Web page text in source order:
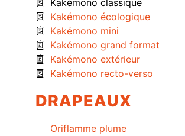
Kakémono classique
Kakémono écologique
Kakémono mini
Kakémono grand format
Kakémono extérieur
Kakémono recto-verso
DRAPEAUX
Oriflamme plume